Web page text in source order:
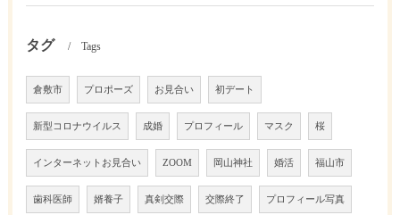
タグ Tags
倉敷市 プロポーズ お見合い 初デート
新型コロナウイルス 成婚 プロフィール マスク 桜
インターネットお見合い ZOOM 岡山神社 婚活 福山市
歯科医師 婿養子 真剣交際 交際終了 プロフィール写真